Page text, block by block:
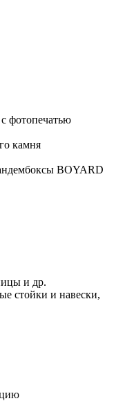
фотопечатью
камня
BOYARD
и др.
стойки и навески,